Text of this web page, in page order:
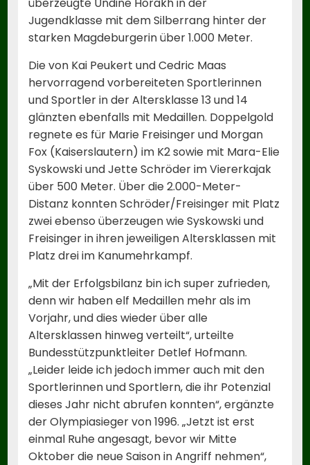
Jugendklasse mit dem Silberrang hinter der
starken Magdeburgerin über 1.000 Meter.
Die von Kai Peukert und Cedric Maas
hervorragend vorbereiteten Sportlerinnen
und Sportler in der Altersklasse 13 und 14
glänzten ebenfalls mit Medaillen. Doppelgold
regnete es für Marie Freisinger und Morgan
Fox (Kaiserslautern) im K2 sowie mit Mara-Elie
Syskowski und Jette Schröder im Viererkajak
über 500 Meter. Über die 2.000-Meter-
Distanz konnten Schröder/Freisinger mit Platz
zwei ebenso überzeugen wie Syskowski und
Freisinger in ihren jeweiligen Altersklassen mit
Platz drei im Kanumehrkampf.
„Mit der Erfolgsbilanz bin ich super zufrieden,
denn wir haben elf Medaillen mehr als im
Vorjahr, und dies wieder über alle
Altersklassen hinweg verteilt“, urteilte
Bundesstützpunktleiter Detlef Hofmann.
„Leider leide ich jedoch immer auch mit den
Sportlerinnen und Sportlern, die ihr Potenzial
dieses Jahr nicht abrufen konnten“, ergänzte
der Olympiasieger von 1996. „Jetzt ist erst
einmal Ruhe angesagt, bevor wir Mitte
Oktober die neue Saison in Angriff nehmen“,